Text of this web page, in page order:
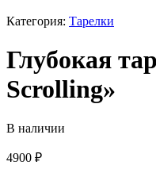
Категория: Тарелки
Глубокая
Scrolling»
В наличии
4900 ₽